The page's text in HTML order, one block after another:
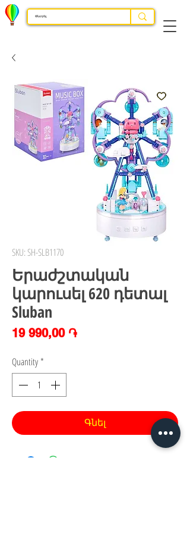
SKU: SH-SLB1170
Երաժշտական
կարուսել 620 դետալ
Sluban
19 990,00 ֏Price
Quantity *
Գնել